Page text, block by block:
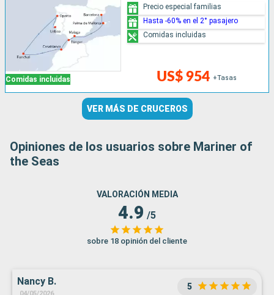
Comidas incluidas US$ 954 +Tasas
Precio especial familias
Hasta -60% en el 2° pasajero
Comidas incluidas
VER MÁS DE CRUCEROS
Opiniones de los usuarios sobre Mariner of
the Seas
VALORACIÓN MEDIA
4.9 /5
sobre 18 opinión del cliente
Nancy B. 5